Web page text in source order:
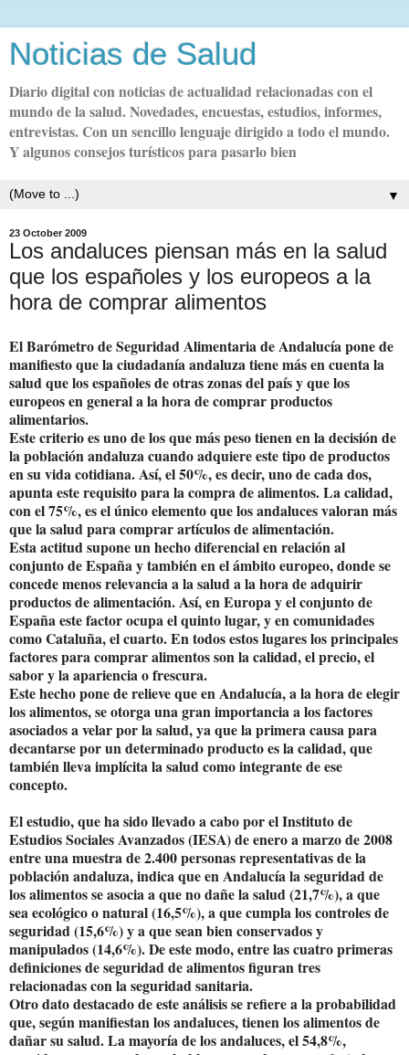
Noticias de Salud
Diario digital con noticias de actualidad relacionadas con el
mundo de la salud. Novedades, encuestas, estudios, informes,
entrevistas. Con un sencillo lenguaje dirigido a todo el mundo.
Y algunos consejos turísticos para pasarlo bien
▼
23 October 2009
Los andaluces piensan más en la salud
que los españoles y los europeos a la
hora de comprar alimentos
El Barómetro de Seguridad Alimentaria de Andalucía pone de
manifiesto que la ciudadanía andaluza tiene más en cuenta la
salud que los españoles de otras zonas del país y que los
europeos en general a la hora de comprar productos
alimentarios.
Este criterio es uno de los que más peso tienen en la decisión de
la población andaluza cuando adquiere este tipo de productos
en su vida cotidiana. Así, el 50%, es decir, uno de cada dos,
apunta este requisito para la compra de alimentos. La calidad,
con el 75%, es el único elemento que los andaluces valoran más
que la salud para comprar artículos de alimentación.
Esta actitud supone un hecho diferencial en relación al
conjunto de España y también en el ámbito europeo, donde se
concede menos relevancia a la salud a la hora de adquirir
productos de alimentación. Así, en Europa y el conjunto de
España este factor ocupa el quinto lugar, y en comunidades
como Cataluña, el cuarto. En todos estos lugares los principales
factores para comprar alimentos son la calidad, el precio, el
sabor y la apariencia o frescura.
Este hecho pone de relieve que en Andalucía, a la hora de elegir
los alimentos, se otorga una gran importancia a los factores
asociados a velar por la salud, ya que la primera causa para
decantarse por un determinado producto es la calidad, que
también lleva implícita la salud como integrante de ese
concepto.
El estudio, que ha sido llevado a cabo por el Instituto de
Estudios Sociales Avanzados (IESA) de enero a marzo de 2008
entre una muestra de 2.400 personas representativas de la
población andaluza, indica que en Andalucía la seguridad de
los alimentos se asocia a que no dañe la salud (21,7%), a que
sea ecológico o natural (16,5%), a que cumpla los controles de
seguridad (15,6%) y a que sean bien conservados y
manipulados (14,6%). De este modo, entre las cuatro primeras
definiciones de seguridad de alimentos figuran tres
relacionadas con la seguridad sanitaria.
Otro dato destacado de este análisis se refiere a la probabilidad
que, según manifiestan los andaluces, tienen los alimentos de
dañar su salud. La mayoría de los andaluces, el 54,8%,